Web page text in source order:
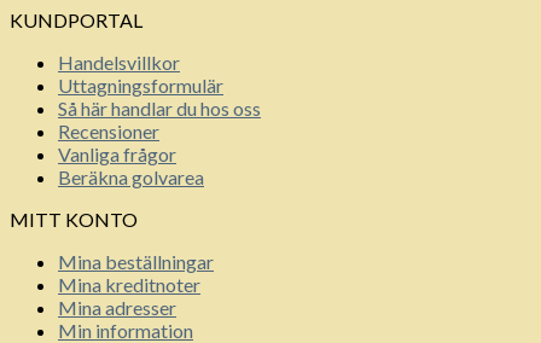
KUNDPORTAL
Handelsvillkor
Uttagningsformulär
Så här handlar du hos oss
Recensioner
Vanliga frågor
Beräkna golvarea
MITT KONTO
Mina beställningar
Mina kreditnoter
Mina adresser
Min information